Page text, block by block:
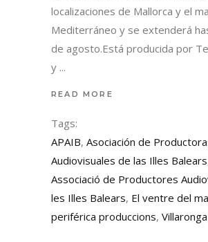
localizaciones de Mallorca y el
Mediterráneo y se extenderá
de agosto.Está producida por
y
READ MORE
Tags:
APAIB, Asociación de
Audiovisuales de las Illes Balears
Associació de Productores
les Illes Balears, El ventre del
periférica produccions, Villaronga